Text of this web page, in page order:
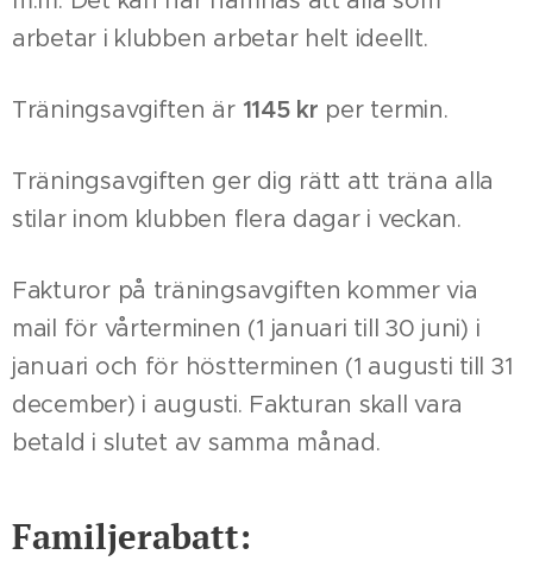
arbetar i klubben arbetar helt ideellt.
Träningsavgiften är 1145 kr per termin.
Träningsavgiften ger dig rätt att träna alla
stilar inom klubben flera dagar i veckan.
Fakturor på träningsavgiften kommer via
mail för vårterminen (1 januari till 30 juni) i
januari och för höstterminen (1 augusti till 31
december) i augusti. Fakturan skall vara
betald i slutet av samma månad.
Familjerabatt: